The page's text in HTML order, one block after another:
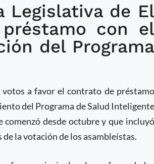
aprueba
Programa de
Legislativa de El
con el
del Programa
votos a favor el contrato de préstamo
del Programa de Salud Inteligente
comenzó desde octubre y que incluyó
la votación de los asambleístas.